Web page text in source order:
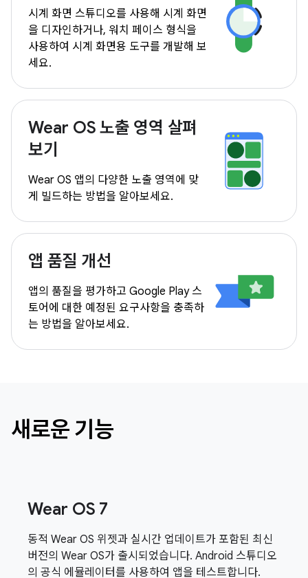
시계 화면 스튜디오를 사용해 시계 화면
을 디자인하거나, 워치 페이스 형식을
사용하여 시계 화면용 도구를 개발해 보
세요.
Wear OS 노출 영역 살펴
보기
Wear OS 앱의 다양한 노출 영역에 맞
게 빌드하는 방법을 알아보세요.
앱 품질 개선
앱의 품질을 평가하고 Google Play 스
토어에 대한 예정된 요구사항을 충족하
는 방법을 알아보세요.
새로운 기능
Wear OS 7
동적 Wear OS 위젯과 실시간 업데이트가 포함된 최신
버전의 Wear OS가 출시되었습니다. Android 스튜디오
의 공식 에뮬레이터를 사용하여 앱을 테스트합니다.